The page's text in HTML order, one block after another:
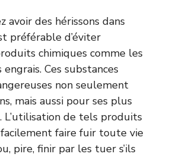
avoir des hérissons dans
préférable d’éviter
chimiques comme les
Ces substances
non seulement
mais aussi pour ses plus
de tels produits
faire fuir toute vie
pire, finir par les tuer s’ils